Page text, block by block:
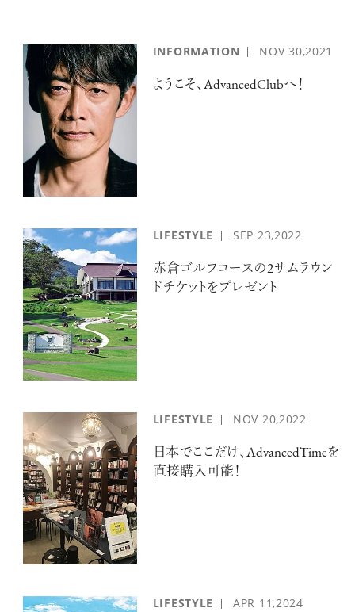
INFORMATION NOV 30,2021
ようこそ、AdvancedClubへ！
LIFESTYLE SEP 23,2022
赤倉ゴルフコースの2サムラウン
ドチケットをプレゼント
LIFESTYLE NOV 20,2022
日本でここだけ、AdvancedTimeを
直接購入可能！
LIFESTYLE APR 11,2024